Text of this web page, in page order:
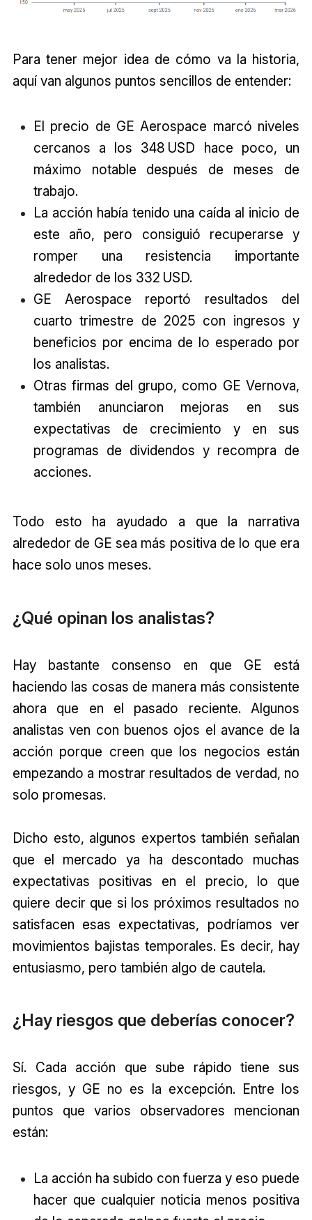
Para tener mejor idea de cómo va la historia,
aquí van algunos puntos sencillos de entender:
El precio de GE Aerospace marcó niveles
cercanos a los 348 USD hace poco, un
máximo notable después de meses de
trabajo.
La acción había tenido una caída al inicio de
este año, pero consiguió recuperarse y
romper una resistencia importante
alrededor de los 332 USD.
GE Aerospace reportó resultados del
cuarto trimestre de 2025 con ingresos y
beneficios por encima de lo esperado por
los analistas.
Otras firmas del grupo, como GE Vernova,
también anunciaron mejoras en sus
expectativas de crecimiento y en sus
programas de dividendos y recompra de
acciones.
Todo esto ha ayudado a que la narrativa
alrededor de GE sea más positiva de lo que era
hace solo unos meses.
¿Qué opinan los analistas?
Hay bastante consenso en que GE está
haciendo las cosas de manera más consistente
ahora que en el pasado reciente. Algunos
analistas ven con buenos ojos el avance de la
acción porque creen que los negocios están
empezando a mostrar resultados de verdad, no
solo promesas.
Dicho esto, algunos expertos también señalan
que el mercado ya ha descontado muchas
expectativas positivas en el precio, lo que
quiere decir que si los próximos resultados no
satisfacen esas expectativas, podríamos ver
movimientos bajistas temporales. Es decir, hay
entusiasmo, pero también algo de cautela.
¿Hay riesgos que deberías conocer?
Sí. Cada acción que sube rápido tiene sus
riesgos, y GE no es la excepción. Entre los
puntos que varios observadores mencionan
están:
La acción ha subido con fuerza y eso puede
hacer que cualquier noticia menos positiva